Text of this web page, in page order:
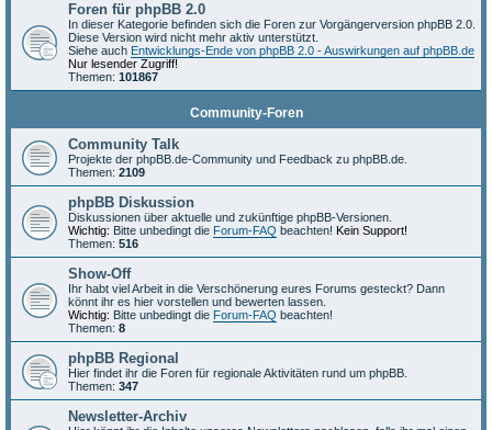
Foren für phpBB 2.0
In dieser Kategorie befinden sich die Foren zur Vorgängerversion phpBB 2.0.
Diese Version wird nicht mehr aktiv unterstützt.
Siehe auch Entwicklungs-Ende von phpBB 2.0 - Auswirkungen auf phpBB.de
Nur lesender Zugriff!
Themen: 101867
Community-Foren
Community Talk
Projekte der phpBB.de-Community und Feedback zu phpBB.de.
Themen: 2109
phpBB Diskussion
Diskussionen über aktuelle und zukünftige phpBB-Versionen.
Wichtig: Bitte unbedingt die Forum-FAQ beachten! Kein Support!
Themen: 516
Show-Off
Ihr habt viel Arbeit in die Verschönerung eures Forums gesteckt? Dann
könnt ihr es hier vorstellen und bewerten lassen.
Wichtig: Bitte unbedingt die Forum-FAQ beachten!
Themen: 8
phpBB Regional
Hier findet ihr die Foren für regionale Aktivitäten rund um phpBB.
Themen: 347
Newsletter-Archiv